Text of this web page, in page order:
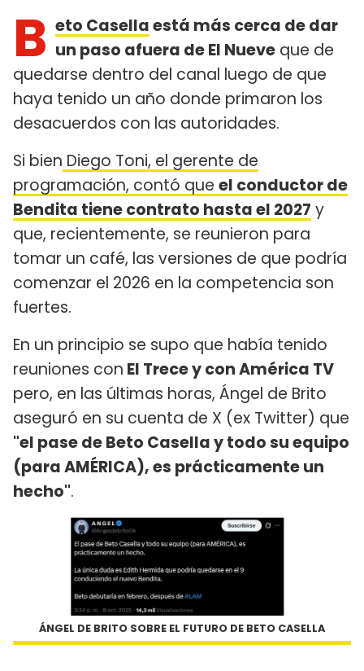
B eto Casellaestá más cerca de dar
un paso afuera de El Nueve que de
quedarse dentro del canal luego de que
haya tenido un año donde primaron los
desacuerdos con las autoridades.
Si bien Diego Toni, el gerente de
programación, contó que el conductor de
Bendita tiene contrato hasta el 2027 y
que, recientemente, se reunieron para
tomar un café, las versiones de que podría
comenzar el 2026 en la competencia son
fuertes.
En un principio se supo que había tenido
reuniones con El Trece y con América TV
pero, en las últimas horas, Ángel de Brito
aseguró en su cuenta de X (ex Twitter) que
"el pase de Beto Casella y todo su equipo
(para AMÉRICA), es prácticamente un
hecho".
ÁNGEL DE BRITO SOBRE EL FUTURO DE BETO CASELLA